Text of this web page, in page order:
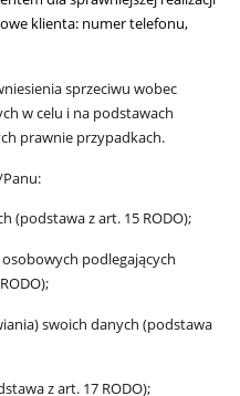
klienta: numer telefonu,
sprzeciwu wobec
w celu i na podstawach
prawnie przypadkach.
Panu:
(podstawa z art. 15 RODO);
podlegających
swoich danych (podstawa
z art. 17 RODO);